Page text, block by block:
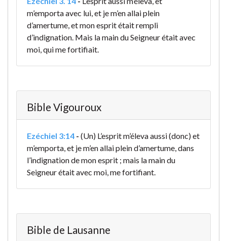
m’emporta avec lui, et je m’en allai plein
d’amertume, et mon esprit était rempli
d’indignation. Mais la main du Seigneur était avec
moi, qui me fortifiait.
Bible Vigouroux
Ezéchiel 3:14 - (Un) L’esprit m’éleva aussi (donc) et
m’emporta, et je m’en allai plein d’amertume, dans
l’indignation de mon esprit ; mais la main du
Seigneur était avec moi, me fortifiant.
Bible de Lausanne